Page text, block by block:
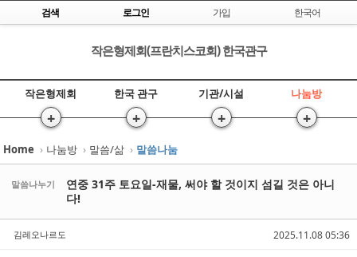
Skip to content
검색 로그인 가입 한국어
작은형제회(프란치스코회) 한국관구
작은형제회
+
한국 관구
+
기관/시설
+
나눔방
+
Home › 나눔방 › 말씀/삶 › 말씀나눔
말씀나누기
2025.11.08 05:36
연중 31주 토요일-재물, 써야 할 것이지 섬길 것은 아니
다!
김레오나르도
Sketchbook5, 스케치북5
Sketchbook5, 스케치북5